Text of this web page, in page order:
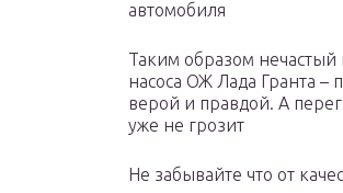
автомобиля
Таким образом нечастый
насоса ОЖ Лада Гранта –
верой и правдой. А
уже не грозит
Не забывайте что от